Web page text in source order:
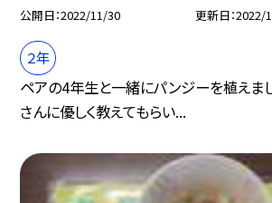
公開日 2022/11/30 更新日 2022/
２年
ペアの4年生と一緒にパンジーを植えま
さんに優しく教えてもらい...